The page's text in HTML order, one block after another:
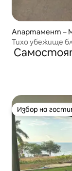
Апартамент –
Тихо убежище
Избор на
Избор на